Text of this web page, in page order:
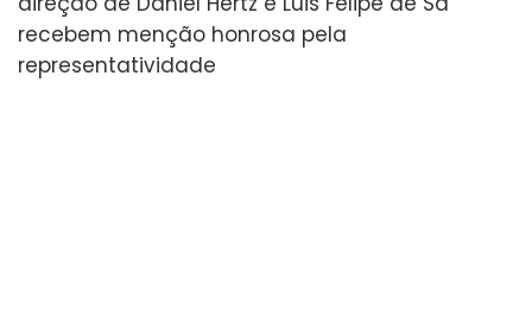
recebem menção honrosa pela
representatividade